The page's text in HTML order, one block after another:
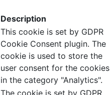
Description
This cookie is set by GDPR
Cookie Consent plugin. The
cookie is used to store the
user consent for the cookies
in the category "Analytics".